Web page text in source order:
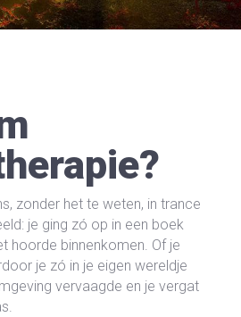
zonder het te weten, in trance
je ging zó op in een boek
hoorde binnenkomen. Of je
je zó in je eigen wereldje
vervaagde en je vergat